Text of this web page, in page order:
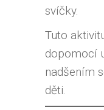
svíčky.
Tuto
dopomocí
nadšením
děti.